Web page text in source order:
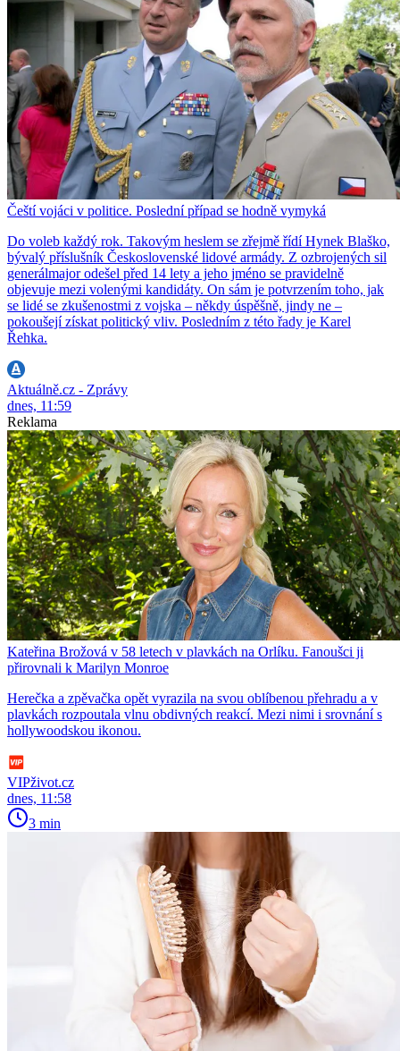
Čeští vojáci v politice. Poslední případ se hodně vymyká
Do voleb každý rok. Takovým heslem se zřejmě řídí Hynek Blaško,
bývalý příslušník Československé lidové armády. Z ozbrojených sil
generálmajor odešel před 14 lety a jeho jméno se pravidelně
objevuje mezi volenými kandidáty. On sám je potvrzením toho, jak
se lidé se zkušenostmi z vojska – někdy úspěšně, jindy ne –
pokoušejí získat politický vliv. Posledním z této řady je Karel
Řehka.
Aktuálně.cz - Zprávy
dnes, 11:59
Reklama
Kateřina Brožová v 58 letech v plavkách na Orlíku. Fanoušci ji
přirovnali k Marilyn Monroe
Herečka a zpěvačka opět vyrazila na svou oblíbenou přehradu a v
plavkách rozpoutala vlnu obdivných reakcí. Mezi nimi i srovnání s
hollywoodskou ikonou.
VIPživot.cz
dnes, 11:58
3 min